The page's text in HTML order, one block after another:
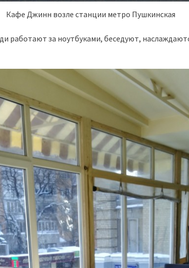
Кафе Джинн возле станции метро Пушкинская
работают за ноутбуками, беседуют,